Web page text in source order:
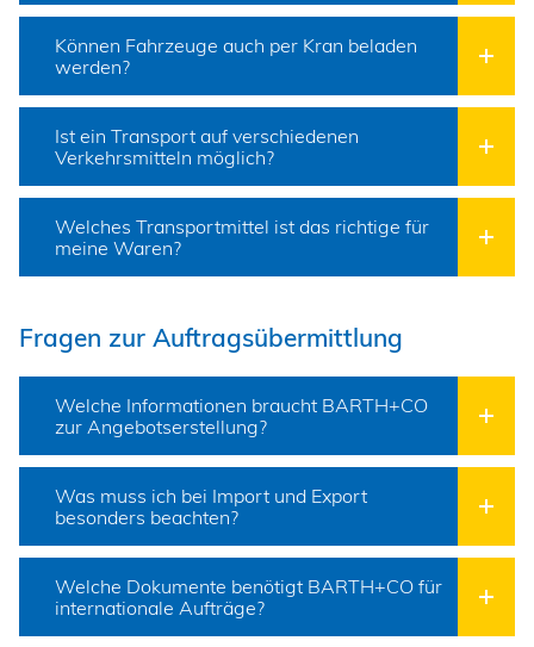
Können Fahrzeuge auch per Kran beladen
werden?
Ist ein Transport auf verschiedenen
Verkehrsmitteln möglich?
Welches Transportmittel ist das richtige für
meine Waren?
Fragen zur Auftragsübermittlung
Welche Informationen braucht BARTH+CO
zur Angebotserstellung?
Was muss ich bei Import und Export
besonders beachten?
Welche Dokumente benötigt BARTH+CO für
internationale Aufträge?